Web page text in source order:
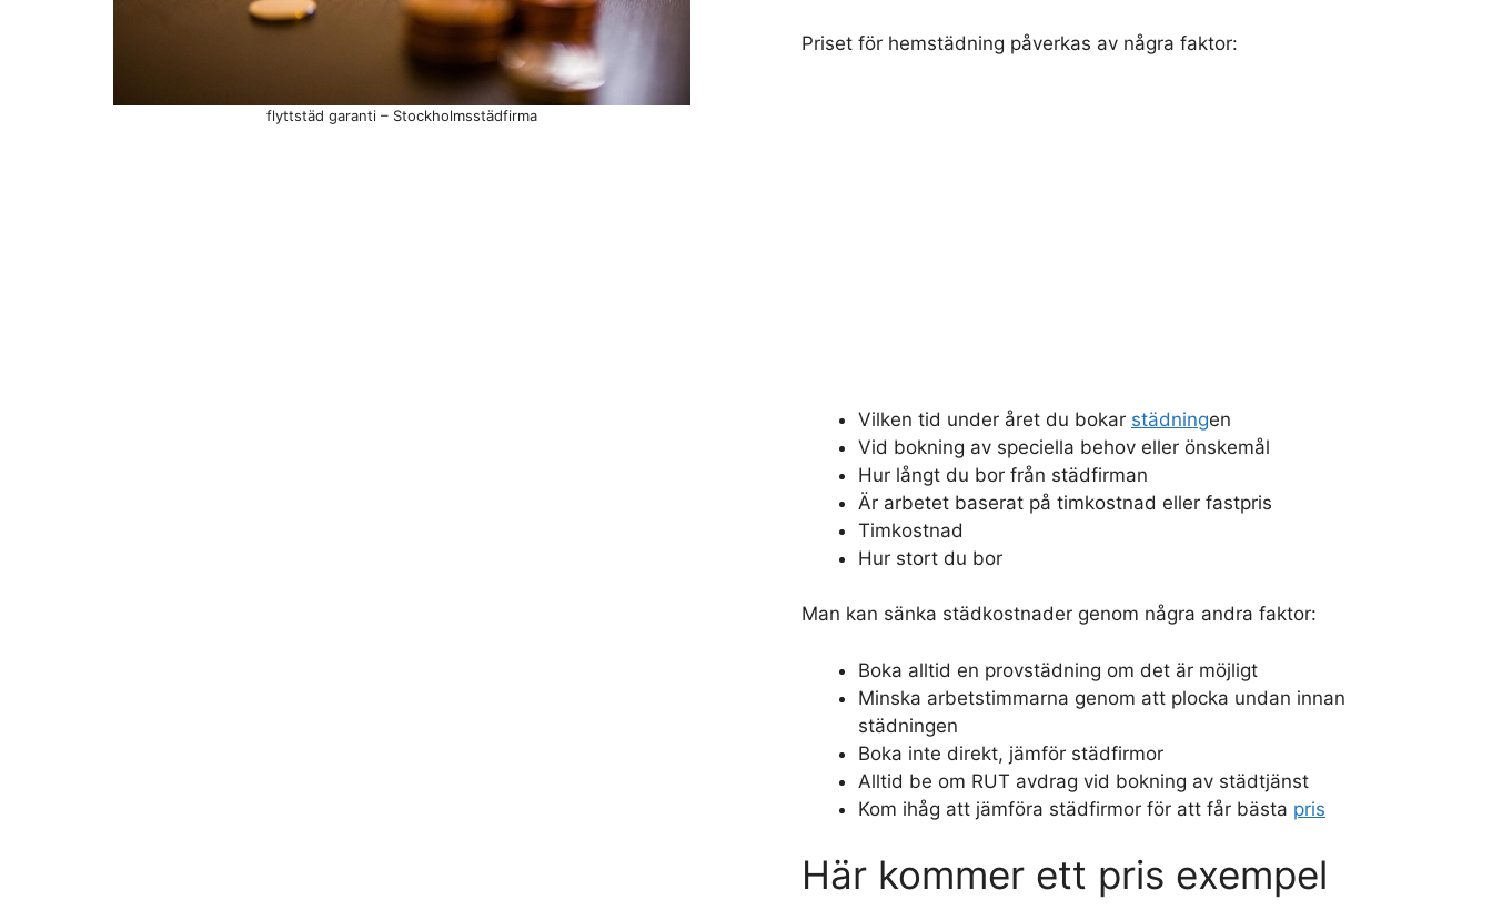
flyttstäd garanti – Stockholmsstädfirma
Priset för hemstädning påverkas av några faktor:
Vilken tid under året du bokar städningen
Vid bokning av speciella behov eller önskemål
Hur långt du bor från städfirman
Är arbetet baserat på timkostnad eller fastpris
Timkostnad
Hur stort du bor
Man kan sänka städkostnader genom några andra faktor:
Boka alltid en provstädning om det är möjligt
Minska arbetstimmarna genom att plocka undan innan
städningen
Boka inte direkt, jämför städfirmor
Alltid be om RUT avdrag vid bokning av städtjänst
Kom ihåg att jämföra städfirmor för att får bästa pris
Här kommer ett pris exempel